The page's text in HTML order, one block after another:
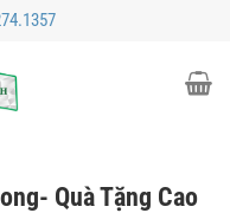
Quà Tặng Cao